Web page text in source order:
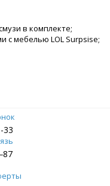
в комплекте;
с мебелью LOL Surpsise;
33